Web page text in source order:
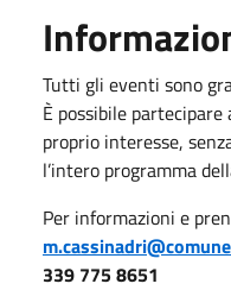
Tutti gli eventi sono
È possibile
proprio interesse,
l’intero programma
Per informazioni e
339 775 8651